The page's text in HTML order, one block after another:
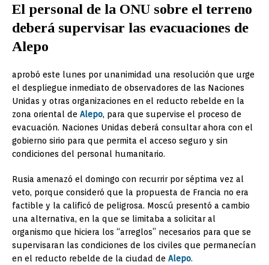
El personal de la ONU sobre el terreno
deberá supervisar las evacuaciones de
Alepo
aprobó este lunes por unanimidad una resolución que urge
el despliegue inmediato de observadores de las Naciones
Unidas y otras organizaciones en el reducto rebelde en la
zona oriental de Alepo, para que supervise el proceso de
evacuación. Naciones Unidas deberá consultar ahora con el
gobierno sirio para que permita el acceso seguro y sin
condiciones del personal humanitario.
Rusia amenazó el domingo con recurrir por séptima vez al
veto, porque consideró que la propuesta de Francia no era
factible y la calificó de peligrosa. Moscú presentó a cambio
una alternativa, en la que se limitaba a solicitar al
organismo que hiciera los “arreglos” necesarios para que se
supervisaran las condiciones de los civiles que permanecían
en el reducto rebelde de la ciudad de Alepo.